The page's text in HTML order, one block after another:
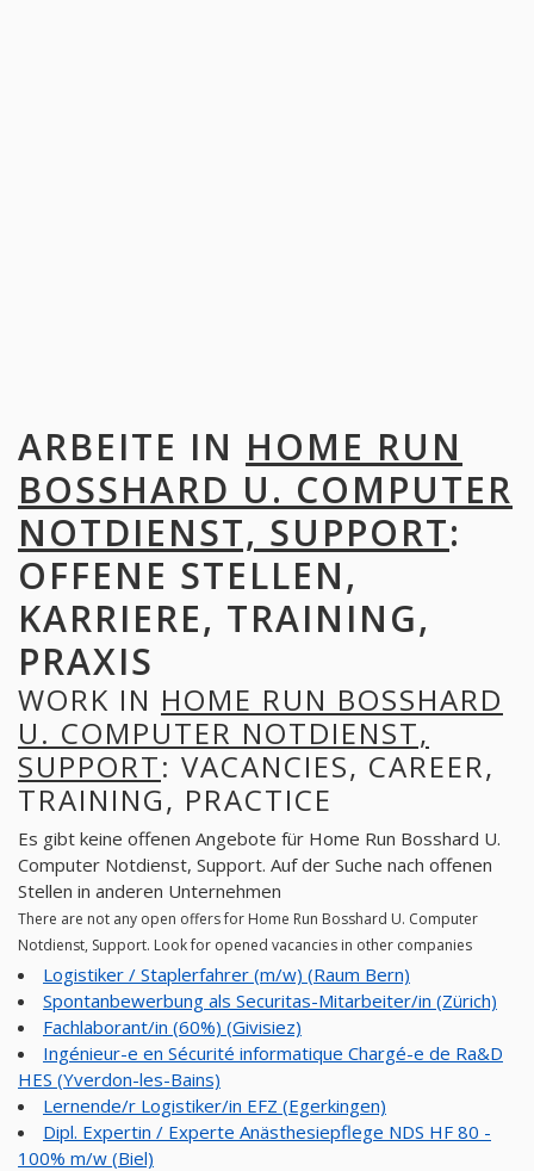
ARBEITE IN HOME RUN
BOSSHARD U. COMPUTER
NOTDIENST, SUPPORT:
OFFENE STELLEN,
KARRIERE, TRAINING,
PRAXIS
WORK IN HOME RUN BOSSHARD
U. COMPUTER NOTDIENST,
SUPPORT: VACANCIES, CAREER,
TRAINING, PRACTICE
Es gibt keine offenen Angebote für Home Run Bosshard U.
Computer Notdienst, Support. Auf der Suche nach offenen
Stellen in anderen Unternehmen
There are not any open offers for Home Run Bosshard U. Computer
Notdienst, Support. Look for opened vacancies in other companies
Logistiker / Staplerfahrer (m/w) (Raum Bern)
Spontanbewerbung als Securitas-Mitarbeiter/in (Zürich)
Fachlaborant/in (60%) (Givisiez)
Ingénieur-e en Sécurité informatique Chargé-e de Ra&D
HES (Yverdon-les-Bains)
Lernende/r Logistiker/in EFZ (Egerkingen)
Dipl. Expertin / Experte Anästhesiepflege NDS HF 80 -
100% m/w (Biel)